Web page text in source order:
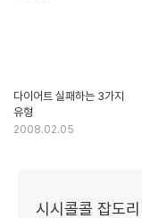
다이어트 실패하는 3가지
유형
2008.02.05
시시콜콜 잡도리